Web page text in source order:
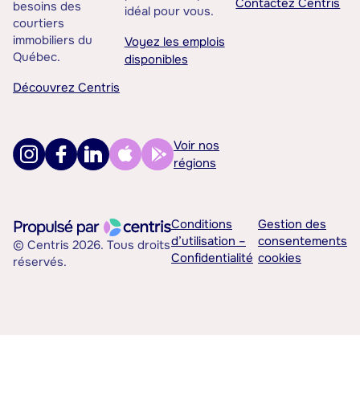
besoins des
courtiers
immobiliers du
Québec.
Découvrez Centris
idéal pour vous.
Voyez les emplois
disponibles
Contactez Centris
Voir nos
régions
© Centris 2026. Tous droits
réservés.
Conditions
d’utilisation –
Confidentialité
Gestion des
consentements
cookies